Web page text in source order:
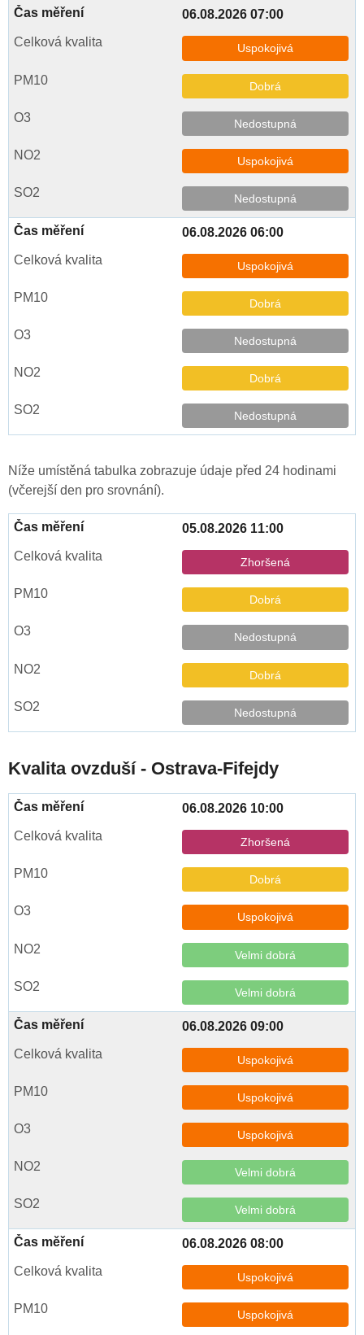
06.08.2026 07:00
Uspokojivá
Dobrá
Nedostupná
Uspokojivá
Nedostupná
06.08.2026 06:00
Uspokojivá
Dobrá
Nedostupná
Dobrá
Nedostupná
Níže umístěná tabulka zobrazuje údaje před 24 hodinami
(včerejší den pro srovnání).
05.08.2026 11:00
Zhoršená
Dobrá
Nedostupná
Dobrá
Nedostupná
Kvalita ovzduší - Ostrava-Fifejdy
06.08.2026 10:00
Zhoršená
Dobrá
Uspokojivá
Velmi dobrá
Velmi dobrá
06.08.2026 09:00
Uspokojivá
Uspokojivá
Uspokojivá
Velmi dobrá
Velmi dobrá
06.08.2026 08:00
Uspokojivá
Uspokojivá